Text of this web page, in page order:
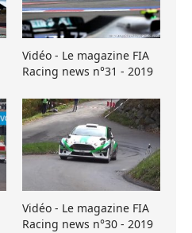
Vidéo - Le magazine FIA
Racing news n°31 - 2019
Vidéo - Le magazine FIA
Racing news n°30 - 2019